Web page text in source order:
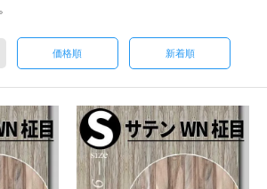
価格順 新着順